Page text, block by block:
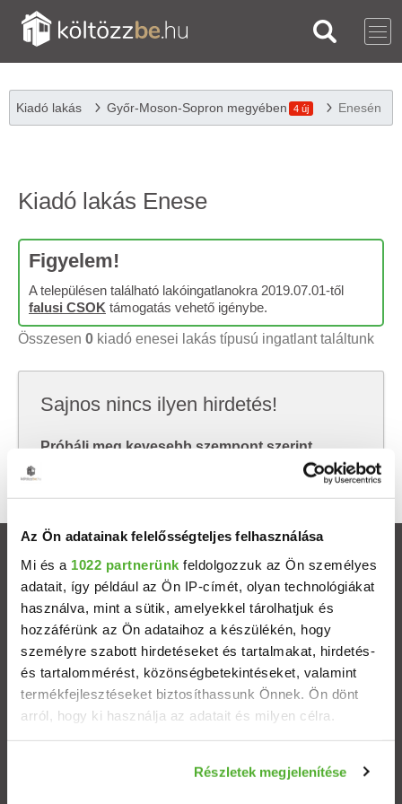
Az Ön adatainak felelősségteljes felhasználása
Mi és a 1022 partnerünk feldolgozzuk az Ön személyes
adatait, így például az Ön IP-címét, olyan technológiákat
használva, mint a sütik, amelyekkel tárolhatjuk és
hozzáférünk az Ön adataihoz a készülékén, hogy
személyre szabott hirdetéseket és tartalmakat, hirdetés-
és tartalommérést, közönségbetekintéseket, valamint
termékfejlesztéseket biztosíthassunk Önnek. Ön dönt
arról, hogy ki használja az adatait és milyen célra.
Információgyűjtés az Ön földrajzi elhelyezkedéséről
Részletek megjelenítése
Kiadó lakás Győr-Moson-Sopron megyében 4 új Enesén
Kiadó lakás Enese
Figyelem!
A településen található lakóingatlanokra 2019.07.01-től
falusi CSOK támogatás vehető igénybe.
Összesen 0 kiadó enesei lakás típusú ingatlant találtunk
Sajnos nincs ilyen hirdetés!
Próbálj meg kevesebb szempont szerint
keresni, hátha akkor megtalálod, amit keresel.
Ingatlanok
Eladó házak
Eladó lakások
Települések